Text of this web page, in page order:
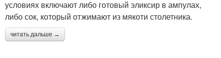
условиях включают либо готовый эликсир в ампулах,
либо сок, который отжимают из мякоти столетника.
читать дальше →